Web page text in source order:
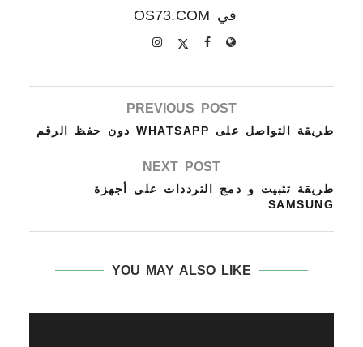
في OS73.COM
PREVIOUS POST
طريقة التواصل على WHATSAPP دون حفظ الرقم
NEXT POST
طريقة تثبيت و دمج الترددات على أجهزة
SAMSUNG
YOU MAY ALSO LIKE